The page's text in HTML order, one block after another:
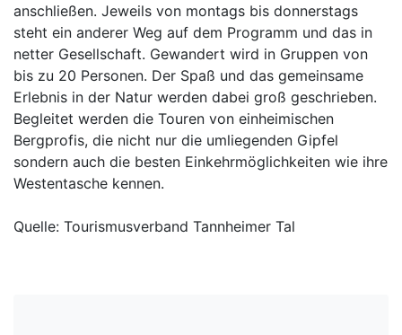
anschließen. Jeweils von montags bis donnerstags
steht ein anderer Weg auf dem Programm und das in
netter Gesellschaft. Gewandert wird in Gruppen von
bis zu 20 Personen. Der Spaß und das gemeinsame
Erlebnis in der Natur werden dabei groß geschrieben.
Begleitet werden die Touren von einheimischen
Bergprofis, die nicht nur die umliegenden Gipfel
sondern auch die besten Einkehrmöglichkeiten wie ihre
Westentasche kennen.
Quelle: Tourismusverband Tannheimer Tal